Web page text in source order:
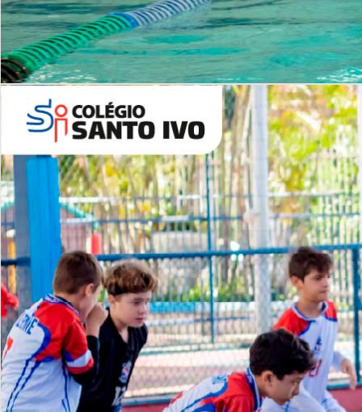
Período Integral | Saiba mais
Lista de vídeos
NOSSOCANAL